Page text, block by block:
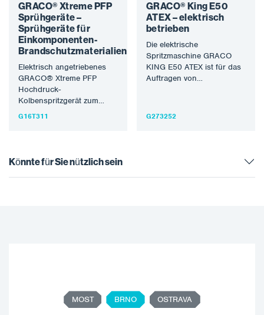
GRACO® Xtreme PFP
Sprühgeräte –
Sprühgeräte für
Einkomponenten-
Brandschutzmaterialien
Elektrisch angetriebenes
GRACO® Xtreme PFP
Hochdruck-
Kolbenspritzgerät zum
Spritzen von
alle PFP-Arbeiten (passiver
Brandschutz). Machen…
G16T311
GRACO® King E50
ATEX – elektrisch
betrieben
Die elektrische
Spritzmaschine GRACO
KING E50 ATEX ist für das
Auftragen von
für den Einsatz…
G273252
Könnte für Sie nützlich sein
MOST BRNO OSTRAVA